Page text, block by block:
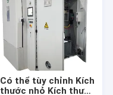
Có thể tùy chỉnh Kích
thước nhỏ Kích thước